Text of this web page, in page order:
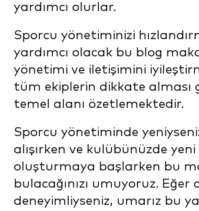
yardımcı olurlar.
Sporcu yönetiminizi
yardımcı olacak bu blog
yönetimi ve iletişimini
tüm ekiplerin dikkate alması
temel alanı özetlemektedir.
Sporcu yönetiminde
alışırken ve kulübünüzde yeni
oluşturmaya başlarken bu
bulacağınızı umuyoruz. Eğer
deneyimliyseniz, umarız bu